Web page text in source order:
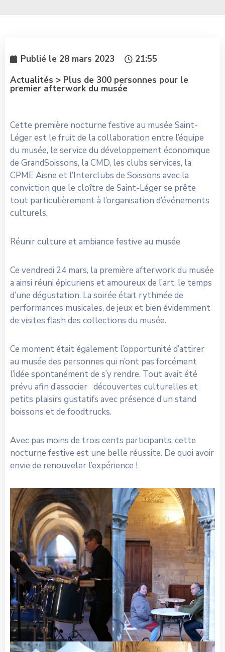
Publié le 28 mars 2023
21:55
Actualités > Plus de 300 personnes pour le
premier afterwork du musée
Cette première nocturne festive au musée Saint-
Léger est le fruit de la collaboration entre l’équipe
du musée, le service du développement économique
de GrandSoissons, la CMD, les clubs services, la
CPME Aisne et l’Interclubs de Soissons avec la
conviction que le cloître de Saint-Léger se prête
tout particulièrement à l’organisation d’événements
culturels.
Réunir culture et ambiance festive au musée
Ce vendredi 24 mars, la première afterwork du musée
a ainsi réuni épicuriens et amoureux de l’art, le temps
d’une dégustation. La soirée était rythmée de
performances musicales, de jeux et bien évidemment
de visites flash des collections du musée.
Ce moment était également l’opportunité d’attirer
au musée des personnes qui n’ont pas forcément
l’idée spontanément de s’y rendre. Tout avait été
prévu afin d’associer découvertes culturelles et
petits plaisirs gustatifs avec présence d’un stand
boissons et de foodtrucks.
Avec pas moins de trois cents participants, cette
nocturne festive est une belle réussite. De quoi avoir
envie de renouveler l’expérience !